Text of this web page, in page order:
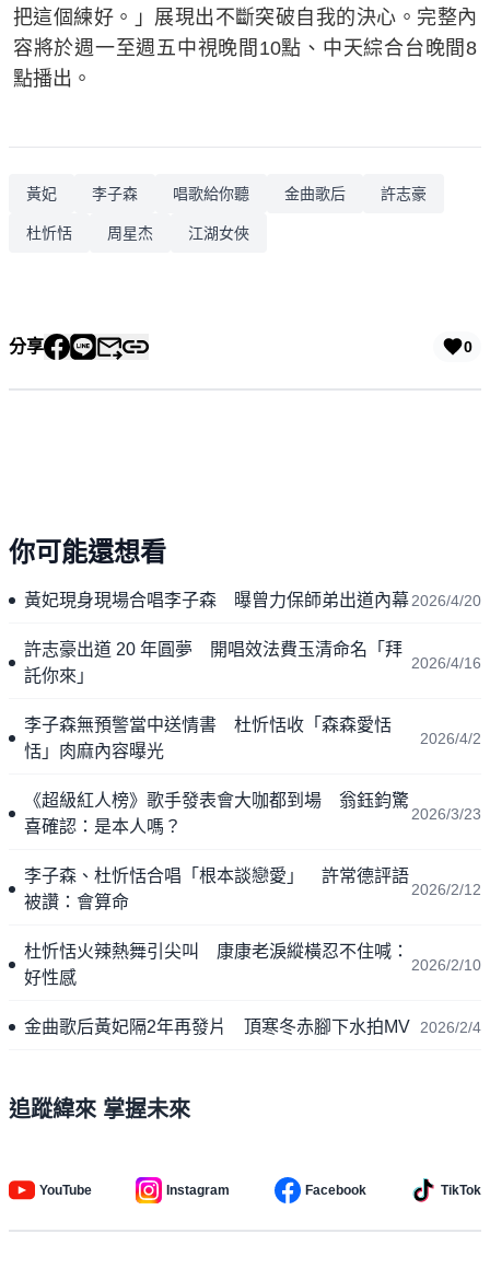
把這個練好。」展現出不斷突破自我的決心。完整內
容將於週一至週五中視晚間10點、中天綜合台晚間8
點播出。
黃妃 李子森 唱歌給你聽 金曲歌后 許志豪
杜忻恬 周星杰 江湖女俠
分享 0
你可能還想看
黃妃現身現場合唱李子森 曝曾力保師弟出道內幕2026/4/20
許志豪出道 20 年圓夢 開唱效法費玉清命名「拜
託你來」
2026/4/16
李子森無預警當中送情書 杜忻恬收「森森愛恬
恬」肉麻內容曝光
2026/4/2
《超級紅人榜》歌手發表會大咖都到場 翁鈺鈞驚
喜確認：是本人嗎？
2026/3/23
李子森、杜忻恬合唱「根本談戀愛」 許常德評語
被讚：會算命
2026/2/12
杜忻恬火辣熱舞引尖叫 康康老淚縱橫忍不住喊：
好性感
2026/2/10
金曲歌后黃妃隔2年再發片 頂寒冬赤腳下水拍MV 2026/2/4
追蹤緯來 掌握未來
YouTube Instagram Facebook TikTok